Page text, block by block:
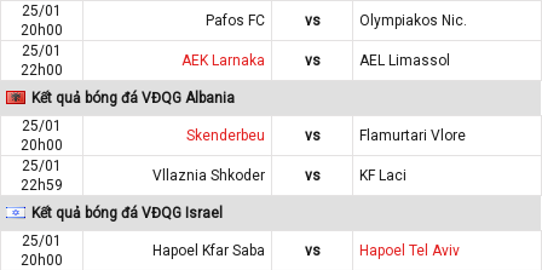
25/01
20h00
Pafos FC vs
Olympiakos Nic.
25/01
22h00
AEK Larnaka vs AEL Limassol
Kết quả bóng đá VĐQG Albania
25/01
20h00
Skenderbeu vs
Flamurtari Vlore
25/01
22h59
Vllaznia Shkoder vs KF Laci
Kết quả bóng đá VĐQG Israel
25/01
20h00
Hapoel Kfar Saba vs
Hapoel Tel Aviv